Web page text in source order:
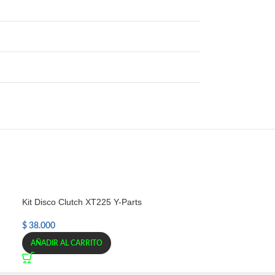
Kit Disco Clutch XT225 Y-Parts
$38.000
AÑADIR AL CARRITO